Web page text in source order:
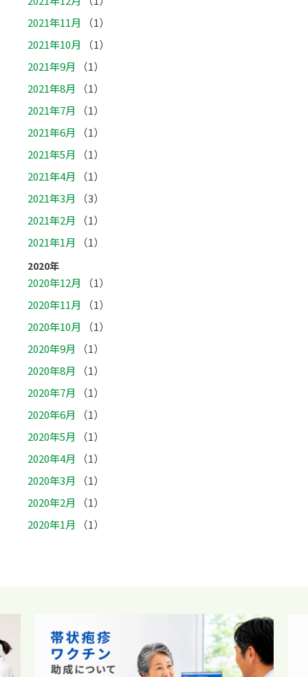
2021年11月
（1）
2021年10月
（1）
2021年9月
（1）
2021年8月
（1）
2021年7月
（1）
2021年6月
（1）
2021年5月
（1）
2021年4月
（1）
2021年3月
（3）
2021年2月
（1）
2021年1月
（1）
2020年
2020年12月
（1）
2020年11月
（1）
2020年10月
（1）
2020年9月
（1）
2020年8月
（1）
2020年7月
（1）
2020年6月
（1）
2020年5月
（1）
2020年4月
（1）
2020年3月
（1）
2020年2月
（1）
2020年1月
（1）